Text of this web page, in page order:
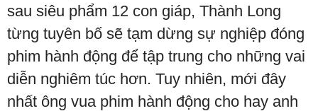
sau siêu phẩm 12 con giáp, Thành Long
từng tuyên bố sẽ tạm dừng sự nghiệp đóng
phim hành động để tập trung cho những vai
diễn nghiêm túc hơn. Tuy nhiên, mới đây
nhất ông vua phim hành động cho hay anh